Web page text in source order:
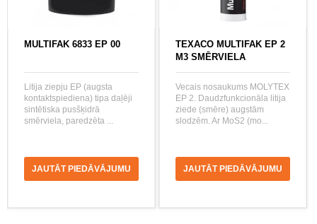
MULTIFAK 6833 EP 00
Litija ziepju EP (augsta
kontaktspiediena) tipa daļēji
sintētiska pusšķidrā
smērviela, paredzēta ...
JAUTĀT PIEDĀVĀJUMU
TEXACO MULTIFAK EP 2
M3 SMĒRVIELA
Vecais nosaukums MOLYTEX
EP 2. Daudzfunkcionāla litija
ziede (smēre) augstām
slodzēm. Ar MoS2 (mo...
JAUTĀT PIEDĀVĀJUMU